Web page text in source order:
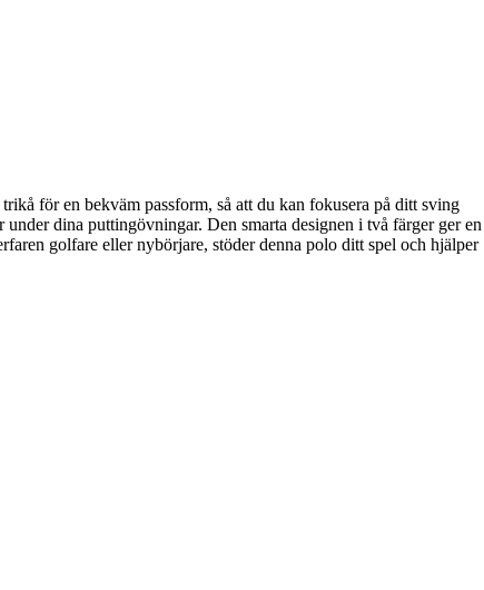
för en bekväm passform, så att du kan fokusera på ditt sving
dina puttingövningar. Den smarta designen i två färger ger en
golfare eller nybörjare, stöder denna polo ditt spel och hjälper